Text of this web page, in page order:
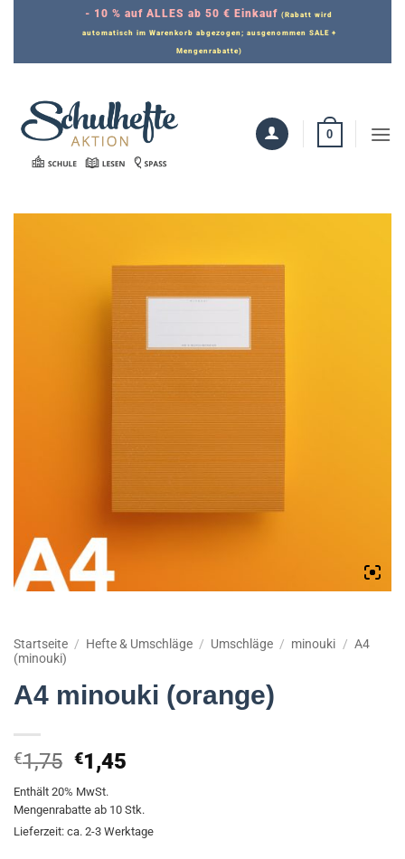
- 10 % auf ALLES ab 50 € Einkauf (Rabatt wird
automatisch im Warenkorb abgezogen; ausgenommen SALE +
Mengenrabatte)
0
Startseite / Hefte & Umschläge / Umschläge / minouki / A4
(minouki)
A4 minouki (orange)
€1,75 Ursprünglicher
Preis
war:
€1,75
€1,45
ist:
€1,45.
Enthält 20% MwSt.
Mengenrabatte ab 10 Stk.
Lieferzeit: ca. 2-3 Werktage